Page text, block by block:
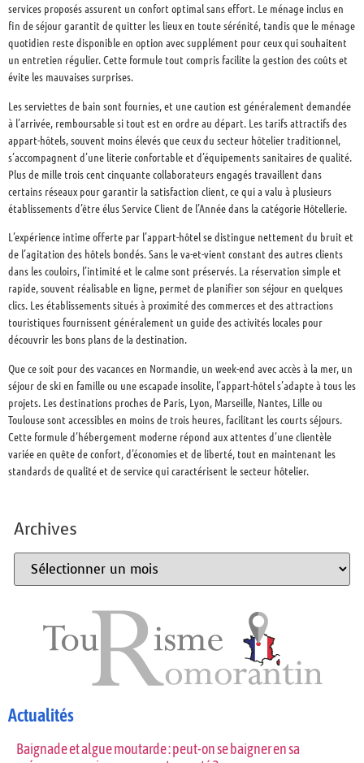
services proposés assurent un confort optimal sans effort. Le ménage inclus en
fin de séjour garantit de quitter les lieux en toute sérénité, tandis que le ménage
quotidien reste disponible en option avec supplément pour ceux qui souhaitent
un entretien régulier. Cette formule tout compris facilite la gestion des coûts et
évite les mauvaises surprises.
Les serviettes de bain sont fournies, et une caution est généralement demandée
à l’arrivée, remboursable si tout est en ordre au départ. Les tarifs attractifs des
appart-hôtels, souvent moins élevés que ceux du secteur hôtelier traditionnel,
s’accompagnent d’une literie confortable et d’équipements sanitaires de qualité.
Plus de mille trois cent cinquante collaborateurs engagés travaillent dans
certains réseaux pour garantir la satisfaction client, ce qui a valu à plusieurs
établissements d’être élus Service Client de l’Année dans la catégorie Hôtellerie.
L’expérience intime offerte par l’appart-hôtel se distingue nettement du bruit et
de l’agitation des hôtels bondés. Sans le va-et-vient constant des autres clients
dans les couloirs, l’intimité et le calme sont préservés. La réservation simple et
rapide, souvent réalisable en ligne, permet de planifier son séjour en quelques
clics. Les établissements situés à proximité des commerces et des attractions
touristiques fournissent généralement un guide des activités locales pour
découvrir les bons plans de la destination.
Que ce soit pour des vacances en Normandie, un week-end avec accès à la mer, un
séjour de ski en famille ou une escapade insolite, l’appart-hôtel s’adapte à tous les
projets. Les destinations proches de Paris, Lyon, Marseille, Nantes, Lille ou
Toulouse sont accessibles en moins de trois heures, facilitant les courts séjours.
Cette formule d’hébergement moderne répond aux attentes d’une clientèle
variée en quête de confort, d’économies et de liberté, tout en maintenant les
standards de qualité et de service qui caractérisent le secteur hôtelier.
Archives
Actualités
Baignade et algue moutarde : peut-on se baigner en sa